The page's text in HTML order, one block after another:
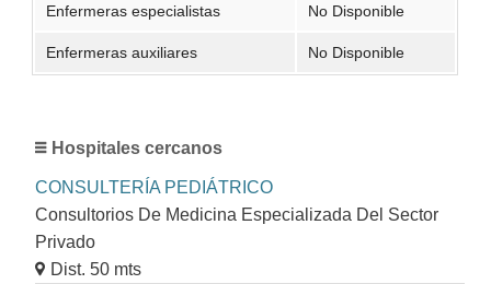
Enfermeras especialistas No Disponible
Enfermeras auxiliares No Disponible
Hospitales cercanos
CONSULTERÍA PEDIÁTRICO
Consultorios De Medicina Especializada Del Sector
Privado
Dist. 50 mts